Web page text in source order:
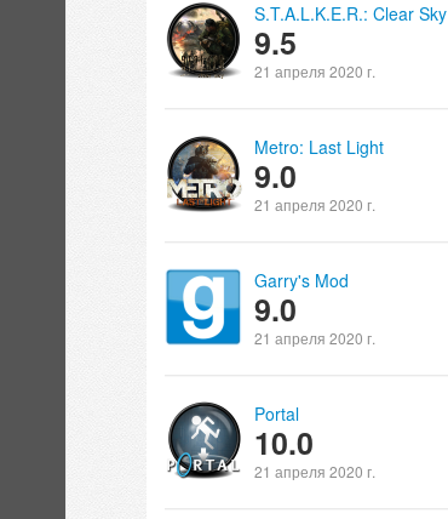
S.T.A.L.K.E.R.: Clear Sky
9.5
21 апреля 2020 г.
Metro: Last Light
9.0
21 апреля 2020 г.
Garry's Mod
9.0
21 апреля 2020 г.
Portal
10.0
21 апреля 2020 г.